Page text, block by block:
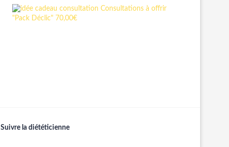
Consultations à offrir
"Pack Déclic" 70,00€
Suivre la diététicienne